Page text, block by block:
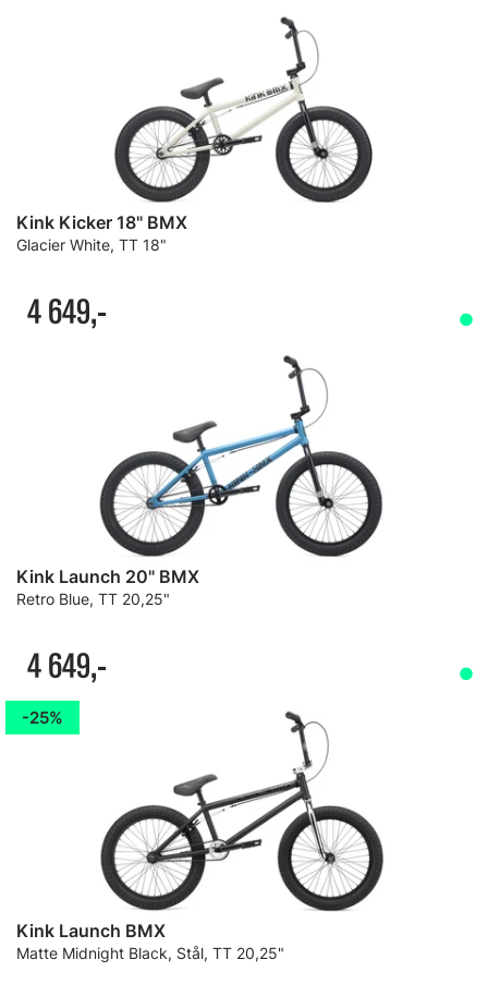
Kink Kicker 18" BMX
Glacier White, TT 18"
4 649,-
Kink Launch 20" BMX
Retro Blue, TT 20,25"
4 649,-
25%
Kink Launch BMX
Matte Midnight Black, Stål, TT 20,25"